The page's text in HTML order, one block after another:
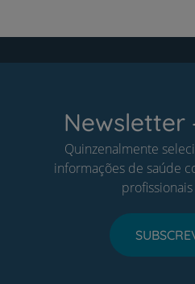
Newsletter
Quinzenalmente
informações de saúde
profissionais